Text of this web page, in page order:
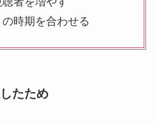
時期を合わせる
たため